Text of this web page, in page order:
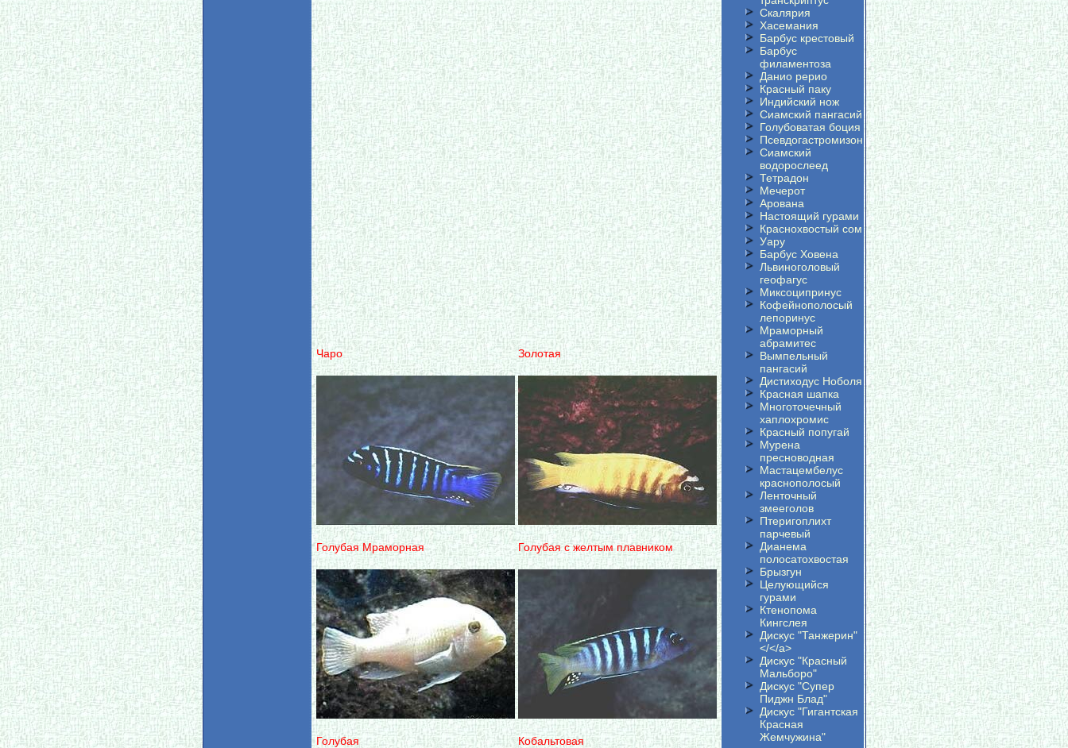
Чаро Золотая
Голубая Мраморная Голубая с желтым плавником
Голубая Кобальтовая
Скалярия
Хасемания
Барбус крестовый
Барбус
филаментоза
Данио рерио
Красный паку
Индийский нож
Сиамский пангасий
Голубоватая боция
Псевдогастромизон
Сиамский
водорослеед
Тетрадон
Мечерот
Арована
Настоящий гурами
Краснохвостый сом
Уару
Барбус Ховена
Львиноголовый
геофагус
Миксоципринус
Кофейнополосый
лепоринус
Мраморный
абрамитес
Вымпельный
пангасий
Дистиходус Ноболя
Красная шапка
Многоточечный
хаплохромис
Красный попугай
Мурена
пресноводная
Мастацембелус
краснополосый
Ленточный
змееголов
Птеригоплихт
парчевый
Дианема
полосатохвостая
Брызгун
Целующийся
гурами
Ктенопома
Кингслея
Дискус "Танжерин"
</</a>
Дискус "Красный
Мальборо"
Дискус "Супер
Пиджн Блад"
Дискус "Гигантская
Красная
Жемчужина"